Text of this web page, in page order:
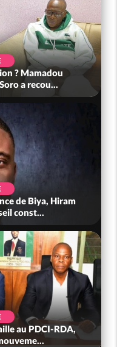
? Mamadou
a recou...
de Biya, Hiram
const...
au PDCI-RDA,